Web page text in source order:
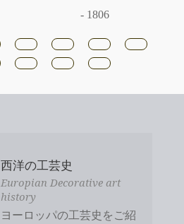
- 1806
西洋の工芸史
Europian Decorative art
history
ヨーロッパの工芸史をご紹